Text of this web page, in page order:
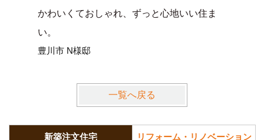
かわいくておしゃれ、ずっと心地いい住ま
い。
豊川市 N様邸
一覧へ戻る
新築注文住宅 リフォーム・リノベーション